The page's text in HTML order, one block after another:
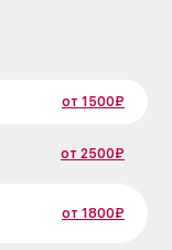
от 1500₽
от 2500₽
от 1800₽